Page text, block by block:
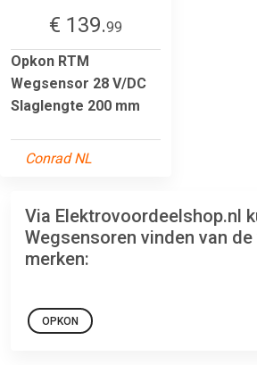
€ 139.99
Opkon RTM
Wegsensor 28 V/DC
Slaglengte 200 mm
Conrad NL
Via Elektrovoordeelshop.nl
Wegsensoren vinden van
merken:
OPKON